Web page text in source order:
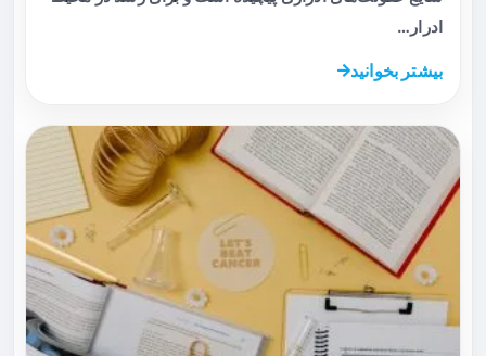
ادرار…
بیشتر بخوانید